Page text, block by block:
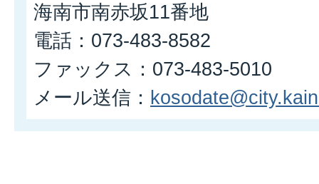
海南市南赤坂11番地
電話：073-483-8582
ファックス：073-483-5010
メール送信：